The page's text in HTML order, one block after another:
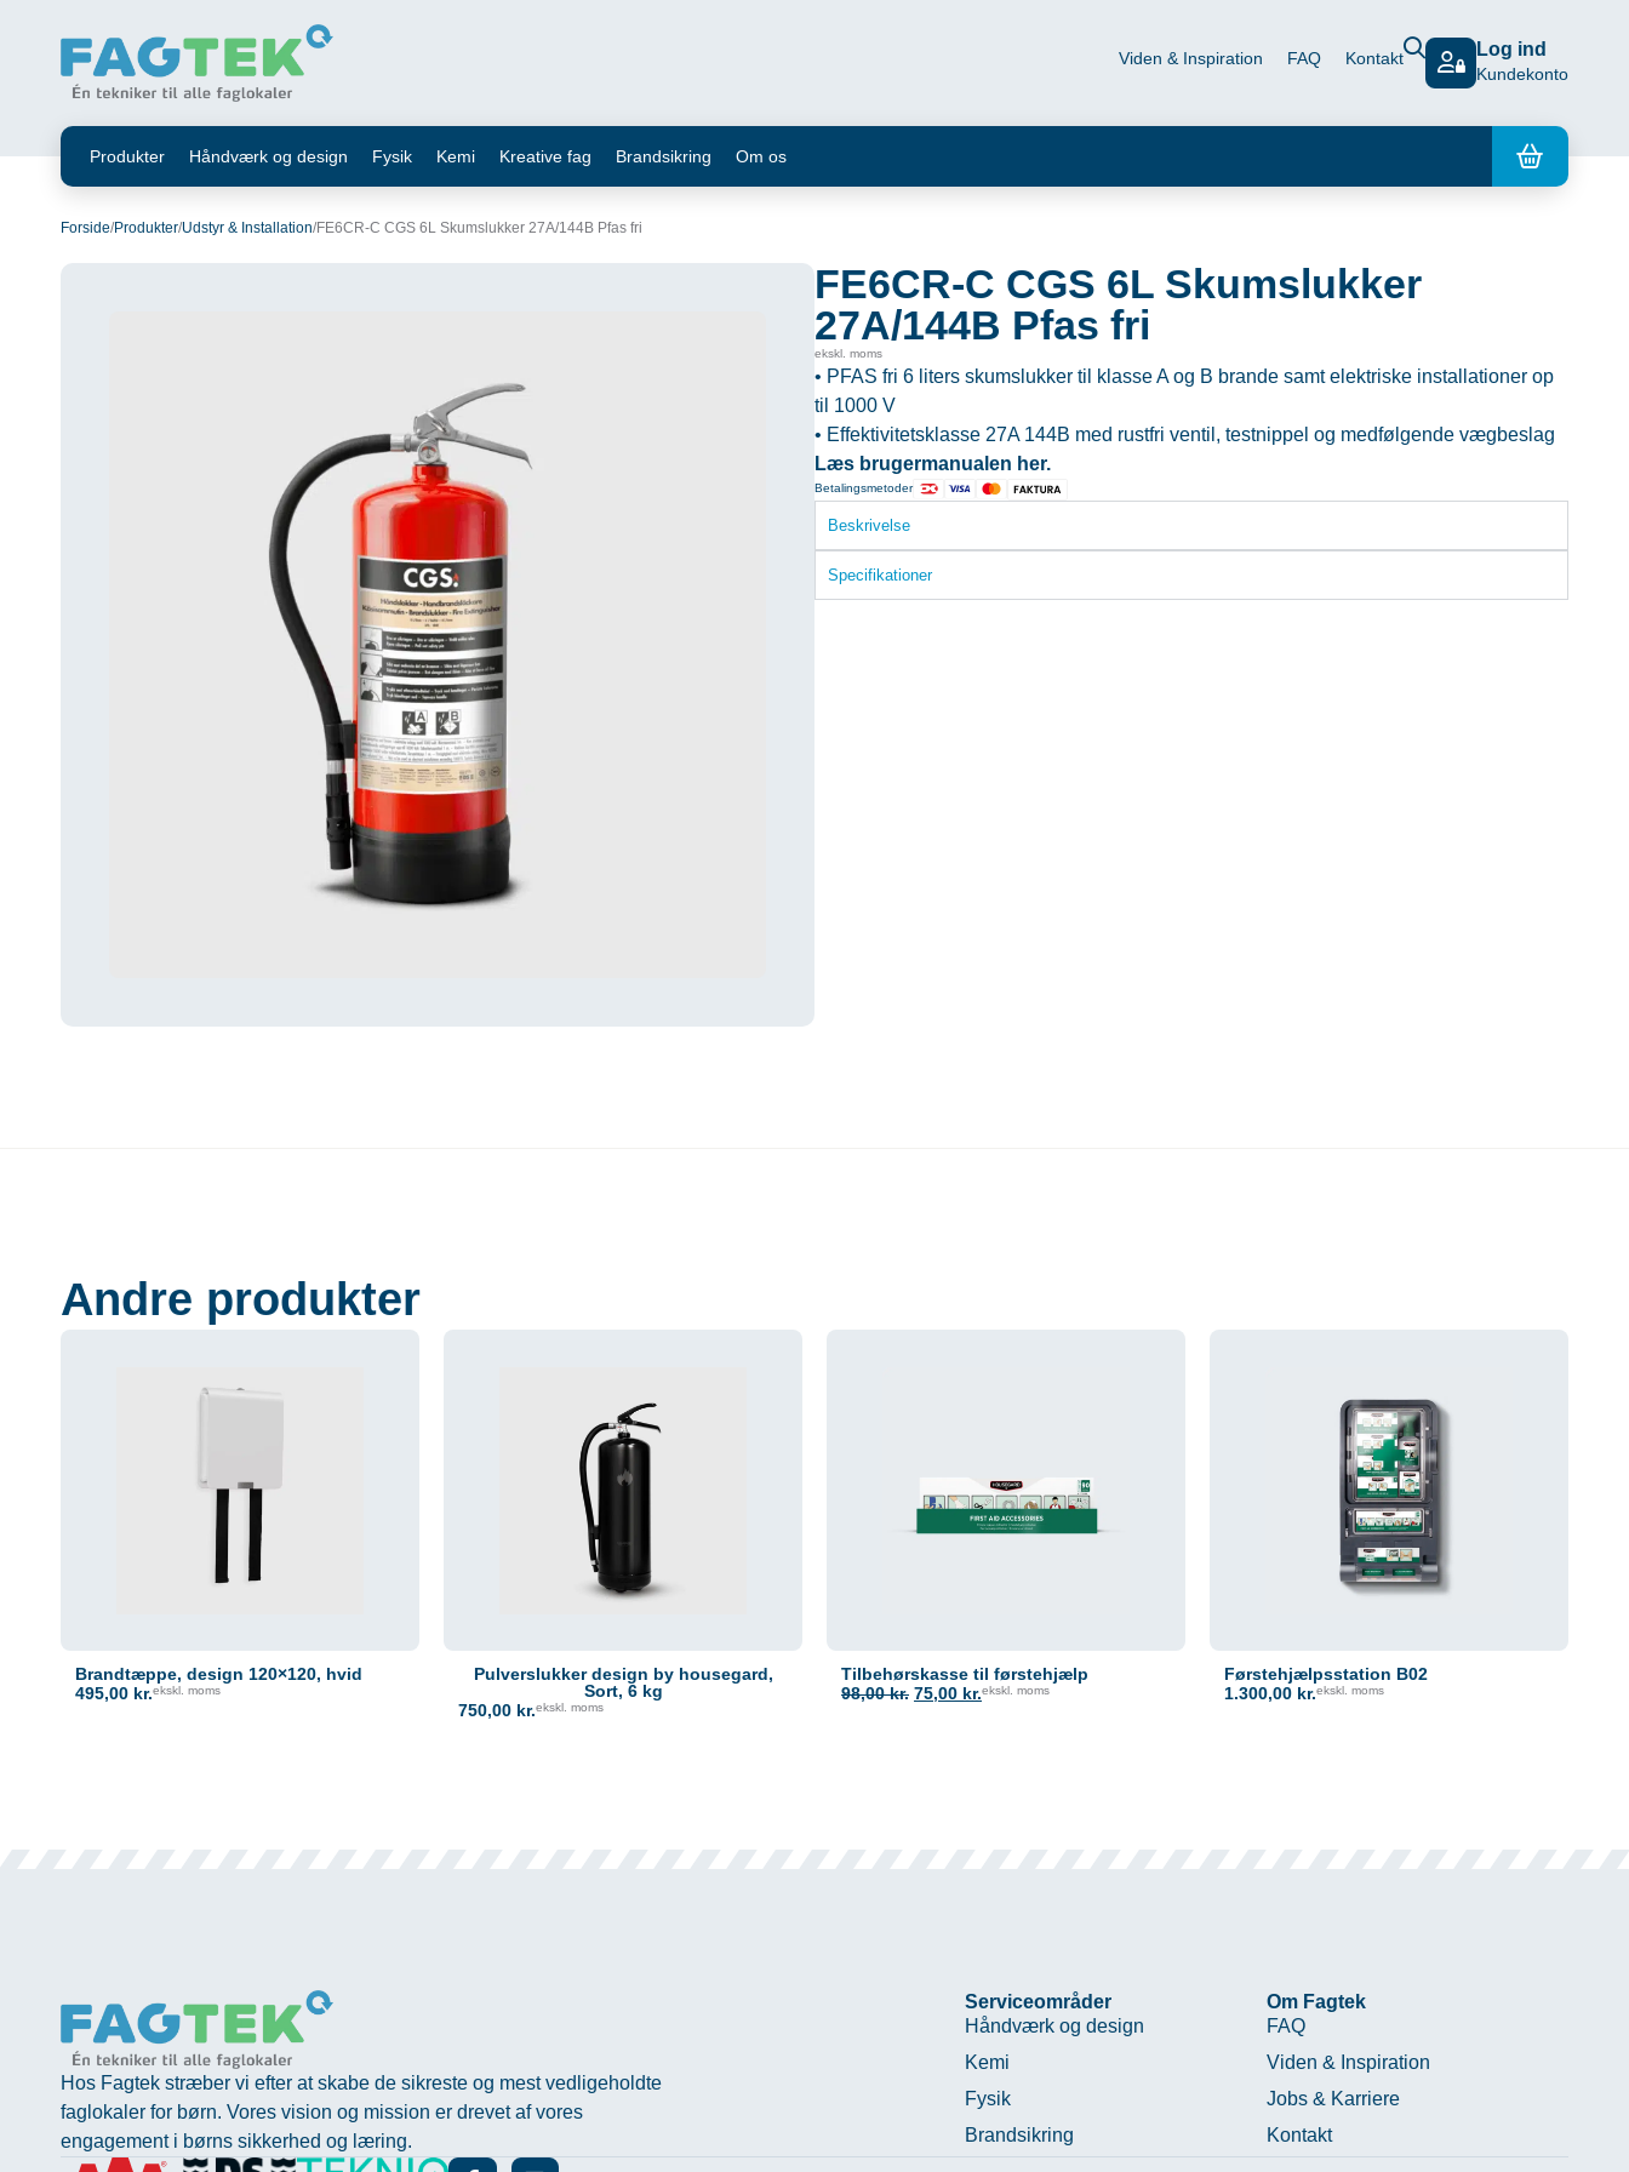
Viden & Inspiration FAQ Kontakt Log ind
Kundekonto
Produkter Håndværk og design Fysik Kemi Kreative fag Brandsikring Om os
Din kurv
Din kurv er tom.
I alt ekskl. moms
Betalingsmetoder
Gå til sikker betaling Kurv
Forside/Produkter/Udstyr & Installation/FE6CR-C CGS 6L Skumslukker 27A/144B Pfas fri
FE6CR-C CGS 6L Skumslukker
27A/144B Pfas fri
ekskl. moms
• PFAS fri 6 liters skumslukker til klasse A og B brande samt elektriske installationer op
til 1000 V
• Effektivitetsklasse 27A 144B med rustfri ventil, testnippel og medfølgende vægbeslag
Læs brugermanualen her.
Betalingsmetoder
Beskrivelse
Specifikationer
Andre produkter
Brandtæppe, design 120×120, hvid
495,00 kr.ekskl. moms
Pulverslukker design by housegard,
Sort, 6 kg
750,00 kr.ekskl. moms
Tilbehørskasse til førstehjælp
98,00kr. 75,00 kr.ekskl. moms
Førstehjælpsstation B02
1.300,00 kr.ekskl. moms
Hos Fagtek stræber vi efter at skabe de sikreste og mest vedligeholdte
faglokaler for børn. Vores vision og mission er drevet af vores
engagement i børns sikkerhed og læring.
Serviceområder
Håndværk og design
Kemi
Fysik
Brandsikring
Om Fagtek
FAQ
Viden & Inspiration
Jobs & Karriere
Kontakt